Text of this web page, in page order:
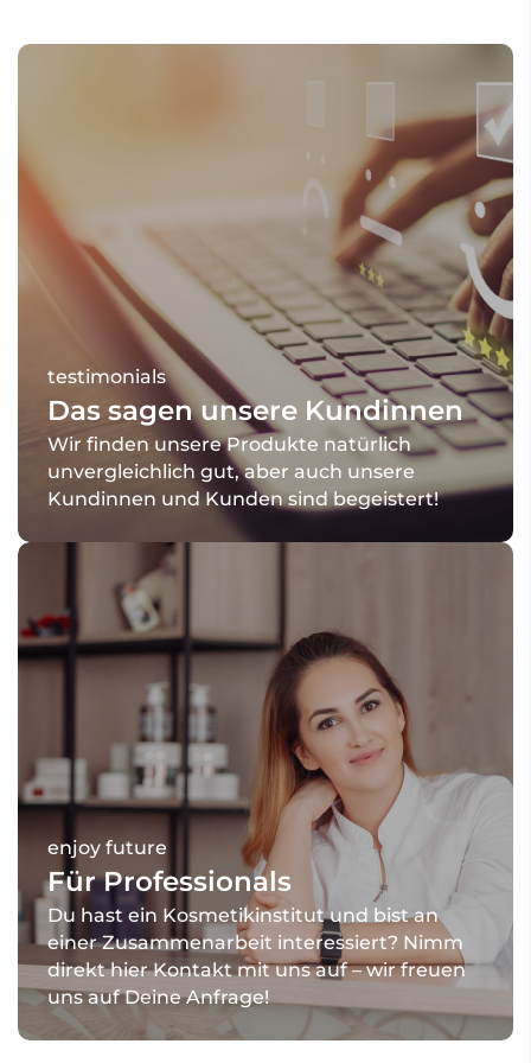
Moderne UV-Filter mit hoher
30 ml Airlessflasche
testimonials
Das sagen unsere Kundinnen
Wir finden unsere Produkte natürlich
unvergleichlich gut, aber auch unsere
Kundinnen und Kunden sind begeistert!
enjoy future
Für Professionals
Du hast ein Kosmetikinstitut und bist an
einer Zusammenarbeit interessiert? Nimm
direkt hier Kontakt mit uns auf – wir freuen
uns auf Deine Anfrage!